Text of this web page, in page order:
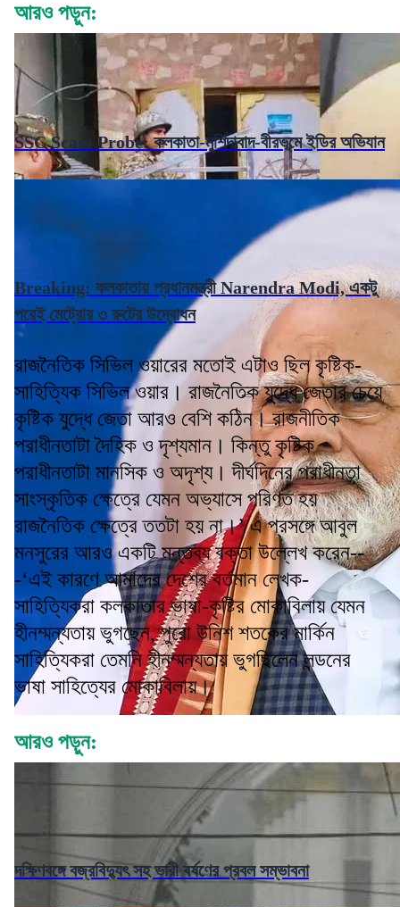
আরও পড়ুন:
SSC Scam Probe: কলকাতা-মুর্শিদাবাদ-বীরভূমে ইডির অভিযান
Breaking: কলকাতায় প্রধানমন্ত্রী Narendra Modi, একটু
পরেই মেট্রোর ৩ রুটের উদ্বোধন
রাজনৈতিক সিভিল ওয়ারের মতোই এটাও ছিল কৃষ্টিক-
সাহিত্যিক সিভিল ওয়ার। রাজনৈতিক যুদ্ধে জেতার চেয়ে
কৃষ্টিক যুদ্ধে জেতা আরও বেশি কঠিন। রাজনীতিক
পরাধীনতাটা দৈহিক ও দৃশ্যমান। কিন্তু কৃষ্টিক
পরাধীনতাটা মানসিক ও অদৃশ্য। দীর্ঘদিনের পরাধীনতা
সাংস্কৃতিক ক্ষেত্রে যেমন অভ্যাসে পরিণত হয়
রাজনৈতিক ক্ষেত্রে ততটা হয় না।’ এ প্রসঙ্গে আবুল
মনসুরের আরও একটি মন্তব্য বক্তা উল্লেখ করেন--
-‘এই কারণে আমাদের দেশের বর্তমান লেখক-
সাহিত্যিকরা কলকাতার ভাষা-কৃষ্টির মোকাবিলায় যেমন
হীনম্মন্যতায় ভুগছেন, পুরো উনিশ শতকের মার্কিন
সাহিত্যিকরা তেমনি হীনম্মন্যতায় ভুগছিলেন লন্ডনের
ভাষা সাহিত্যের মোকাবিলায়।
আরও পড়ুন:
দক্ষিণবঙ্গে বজ্রবিদ্যুৎ সহ ভারী বর্ষণের প্রবল সম্ভাবনা